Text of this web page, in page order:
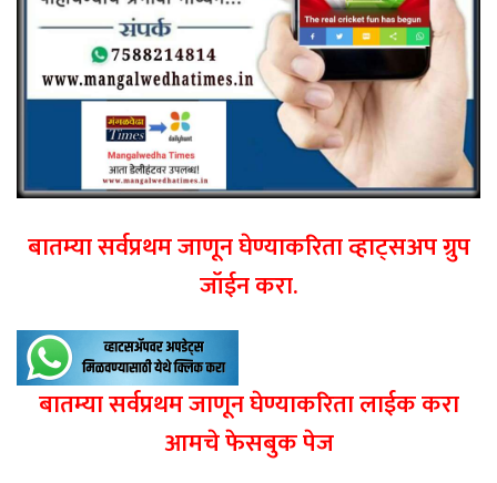
बातम्या सर्वप्रथम जाणून घेण्याकरिता व्हाट्सअप ग्रुप
जॉईन करा.
बातम्या सर्वप्रथम जाणून घेण्याकरिता लाईक करा
आमचे फेसबुक पेज